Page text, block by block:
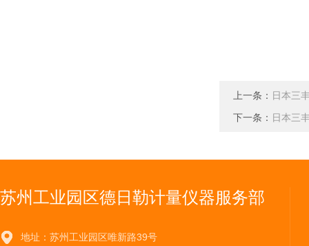
上一条： 日本三
下一条： 日本三
苏州工业园区德日勒计量仪器服务部
地址：苏州工业园区唯新路39号